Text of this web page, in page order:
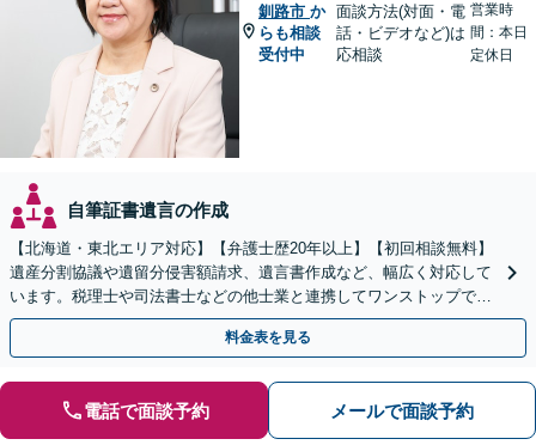
釧路市 か
らも相談
受付中
面談方法(対面・電
話・ビデオなど)は
応相談
営業時
間：本日
定休日
自筆証書遺言の作成
【北海道・東北エリア対応】【弁護士歴20年以上】【初回相談無料】
遺産分割協議や遺留分侵害額請求、遺言書作成など、幅広く対応して
います。税理士や司法書士などの他士業と連携してワンストップでの
解決が可能です。ぜひご相談ください。
料金表を見る
電話で面談予約 メールで面談予約